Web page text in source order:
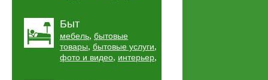
Быт
мебель, бытовые
товары, бытовые услуги,
фото и видео, интерьер,